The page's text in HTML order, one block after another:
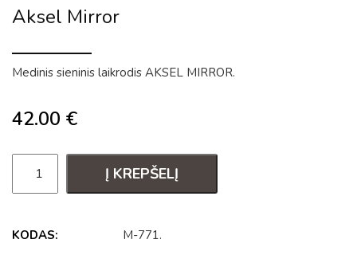
Aksel Mirror
Medinis sieninis laikrodis AKSEL MIRROR.
42.00 €
Į KREPŠELĮ
KODAS: M-771.